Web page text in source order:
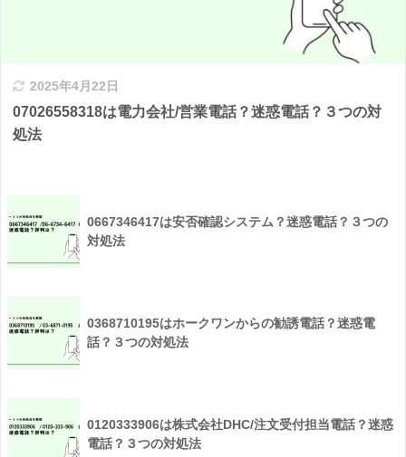
2025年4月22日
07026558318は電力会社/営業電話？迷惑電話？３つの対
処法
0667346417は安否確認システム？迷惑電話？３つの
対処法
0368710195はホークワンからの勧誘電話？迷惑電
話？３つの対処法
0120333906は株式会社DHC/注文受付担当電話？迷惑
電話？３つの対処法